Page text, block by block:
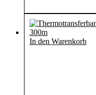
In den Warenkorb